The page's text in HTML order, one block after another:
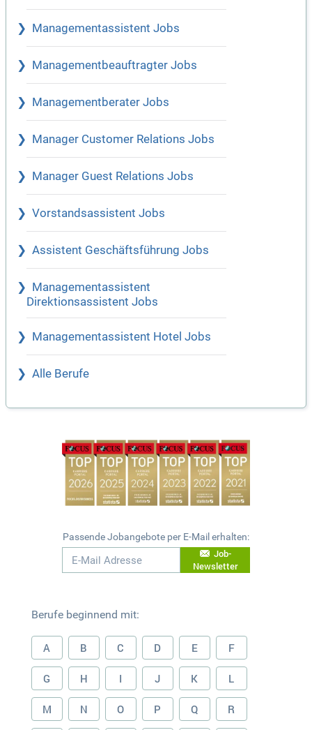
Managementassistent Jobs
Managementbeauftragter Jobs
Managementberater Jobs
Manager Customer Relations Jobs
Manager Guest Relations Jobs
Vorstandsassistent Jobs
Assistent Geschäftsführung Jobs
Managementassistent
Direktionsassistent Jobs
Managementassistent Hotel Jobs
Alle Berufe
Passende Jobangebote per E-Mail erhalten:
Job-
Newsletter
Berufe beginnend mit:
A B C D E F
G H I J K L
M N O P Q R